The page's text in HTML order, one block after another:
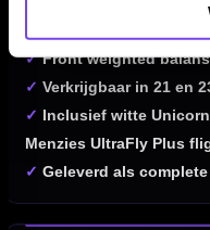
✓ Front weighted balans
✓ Verkrijgbaar in 21 en
✓ Inclusief witte
Menzies UltraFly Plus
✓ Geleverd als